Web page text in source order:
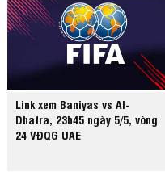
Link xem Baniyas vs Al-
Dhafra, 23h45 ngày 5/5, vòng
24 VĐQG UAE